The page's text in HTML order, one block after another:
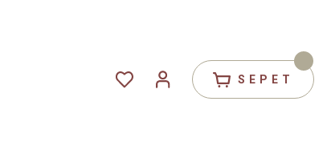
SEPET